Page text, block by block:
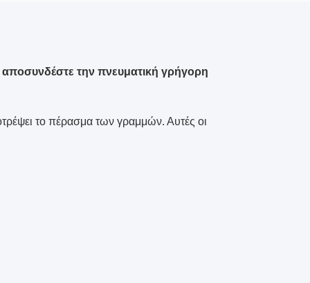
την πνευματική γρήγορη
το πέρασμα των γραμμών. Αυτές οι